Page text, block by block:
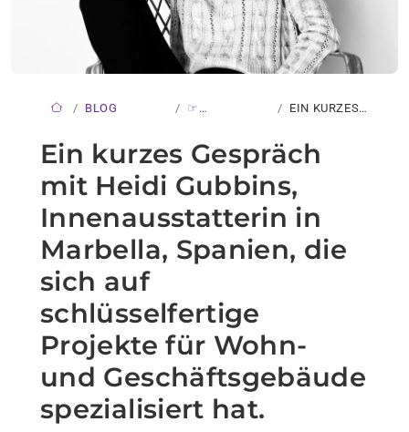
BLOG
☞
EIN KURZES
MIT…
Ein kurzes Gespräch
mit Heidi Gubbins,
Innenausstatterin in
Marbella, Spanien, die
sich auf
schlüsselfertige
Projekte für Wohn-
und Geschäftsgebäude
spezialisiert hat.